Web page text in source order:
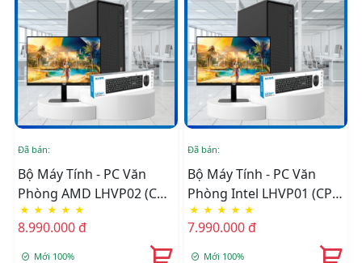
Đã bán:
Bộ Máy Tính - PC Văn
Phòng AMD LHVP02 (CPU
3200G/ MB B450M/ Ram
8GB/ SSD 256GB) Đã Bao
Gồm LCD Và Phím Chuột
★ ★ ★ ★ ★
8.990.000 đ
Mới 100%
Đã bán:
Bộ Máy Tính - PC Văn
Phòng Intel LHVP01 (CPU
G5905/ MB H510M/ Ram
8GB/ SSD 256GB) Đã Bao
Gồm LCD Và Phím Chuột
★ ★ ★ ★ ★
7.990.000 đ
Mới 100%